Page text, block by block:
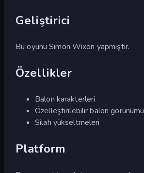
Geliştirici
Bu oyunu Simon Wixon yapmıştır.
Özellikler
Balon karakterleri
Özelleştirilebilir balon görünümü
Silah yükseltmeleri
Platform